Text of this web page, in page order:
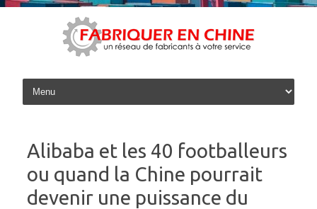
Skip to content
Alibaba et les 40 footballeurs
ou quand la Chine pourrait
devenir une puissance du